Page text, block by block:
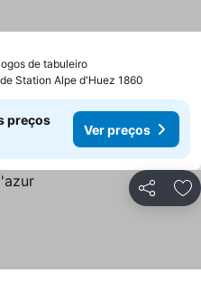
de tabuleiro
Station Alpe d'Huez 1860
preços
Ver preços
Partilhar